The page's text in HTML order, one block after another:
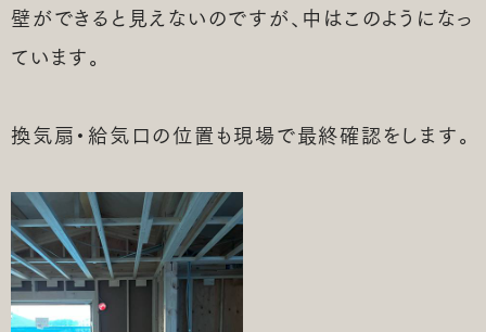
壁ができると見えないのですが、中はこのようになっ
ています。
換気扇・給気口の位置も現場で最終確認をします。